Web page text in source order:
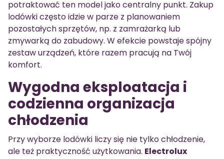
potraktować ten model jako centralny punkt. Zakup
lodówki często idzie w parze z planowaniem
pozostałych sprzętów, np. z zamrażarką lub
zmywarką do zabudowy. W efekcie powstaje spójny
zestaw urządzeń, które razem pracują na Twój
komfort.
Wygodna eksploatacja i
codzienna organizacja
chłodzenia
Przy wyborze lodówki liczy się nie tylko chłodzenie,
ale też praktyczność użytkowania. Electrolux